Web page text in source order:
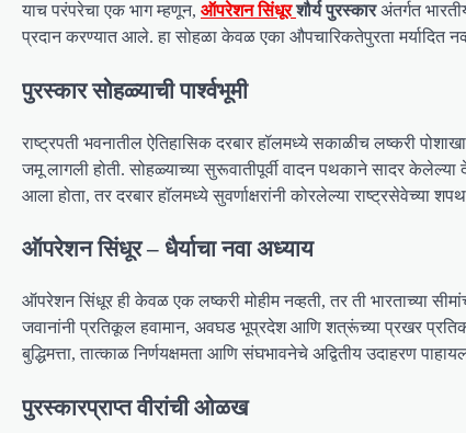
याच परंपरेचा एक भाग म्हणून, ऑपरेशन सिंधूरशौर्य पुरस्कारअंतर्गत
प्रदान करण्यात आले. हा सोहळा केवळ एका औपचारिकतेपुरता मर्यादित
पुरस्कार सोहळ्याची पार्श्वभूमी
राष्ट्रपती भवनातील ऐतिहासिक दरबार हॉलमध्ये सकाळीच लष्करी
जमू लागली होती. सोहळ्याच्या सुरूवातीपूर्वी वादन पथकाने सादर केलेल्या
आला होता, तर दरबार हॉलमध्ये सुवर्णाक्षरांनी कोरलेल्या
ऑपरेशन सिंधूर – धैर्याचा नवा अध्याय
ऑपरेशन सिंधूर ही केवळ एक लष्करी मोहीम नव्हती, तर ती भारताच्या
जवानांनी प्रतिकूल हवामान, अवघड भूप्रदेश आणि शत्रूंच्या प्रखर
बुद्धिमत्ता, तात्काळ निर्णयक्षमता आणि संघभावनेचे अद्वितीय उदाहरण
पुरस्कारप्राप्त वीरांची ओळख